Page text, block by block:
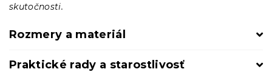
skutočnosti.
Rozmery a materiál
Praktické rady a starostlivosť